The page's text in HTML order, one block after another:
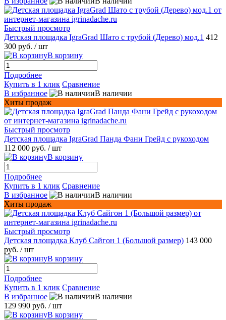
Быстрый просмотр
Детская площадка IgraGrad Шато с трубой (Дерево) мод.1 412
300 руб. / шт
В корзину
Подробнее
Купить в 1 клик Сравнение
В избранное
В наличии
Хиты продаж
Быстрый просмотр
Детская площадка IgraGrad Панда Фани Грейд с рукоходом
112 000 руб. / шт
В корзину
Подробнее
Купить в 1 клик Сравнение
В избранное
В наличии
Хиты продаж
Быстрый просмотр
Детская площадка Клуб Сайгон 1 (Большой размер) 143 000
руб. / шт
В корзину
Подробнее
Купить в 1 клик Сравнение
В избранное
В наличии
129 990 руб. / шт
В корзину